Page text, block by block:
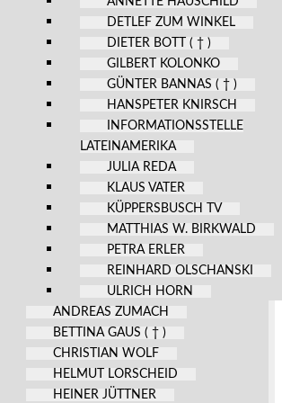
DETLEF ZUM WINKEL
DIETER BOTT ( † )
GILBERT KOLONKO
GÜNTER BANNAS ( † )
HANSPETER KNIRSCH
INFORMATIONSSTELLE
LATEINAMERIKA
JULIA REDA
KLAUS VATER
KÜPPERSBUSCH TV
MATTHIAS W. BIRKWALD
PETRA ERLER
REINHARD OLSCHANSKI
ULRICH HORN
ANDREAS ZUMACH
BETTINA GAUS ( † )
CHRISTIAN WOLF
HELMUT LORSCHEID
HEINER JÜTTNER